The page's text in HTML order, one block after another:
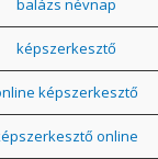
képszerkesztő
képszerkesztő
online